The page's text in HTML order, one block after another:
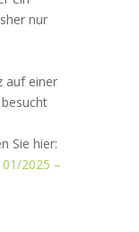
nur
auf einer
Sie hier:
2025 –